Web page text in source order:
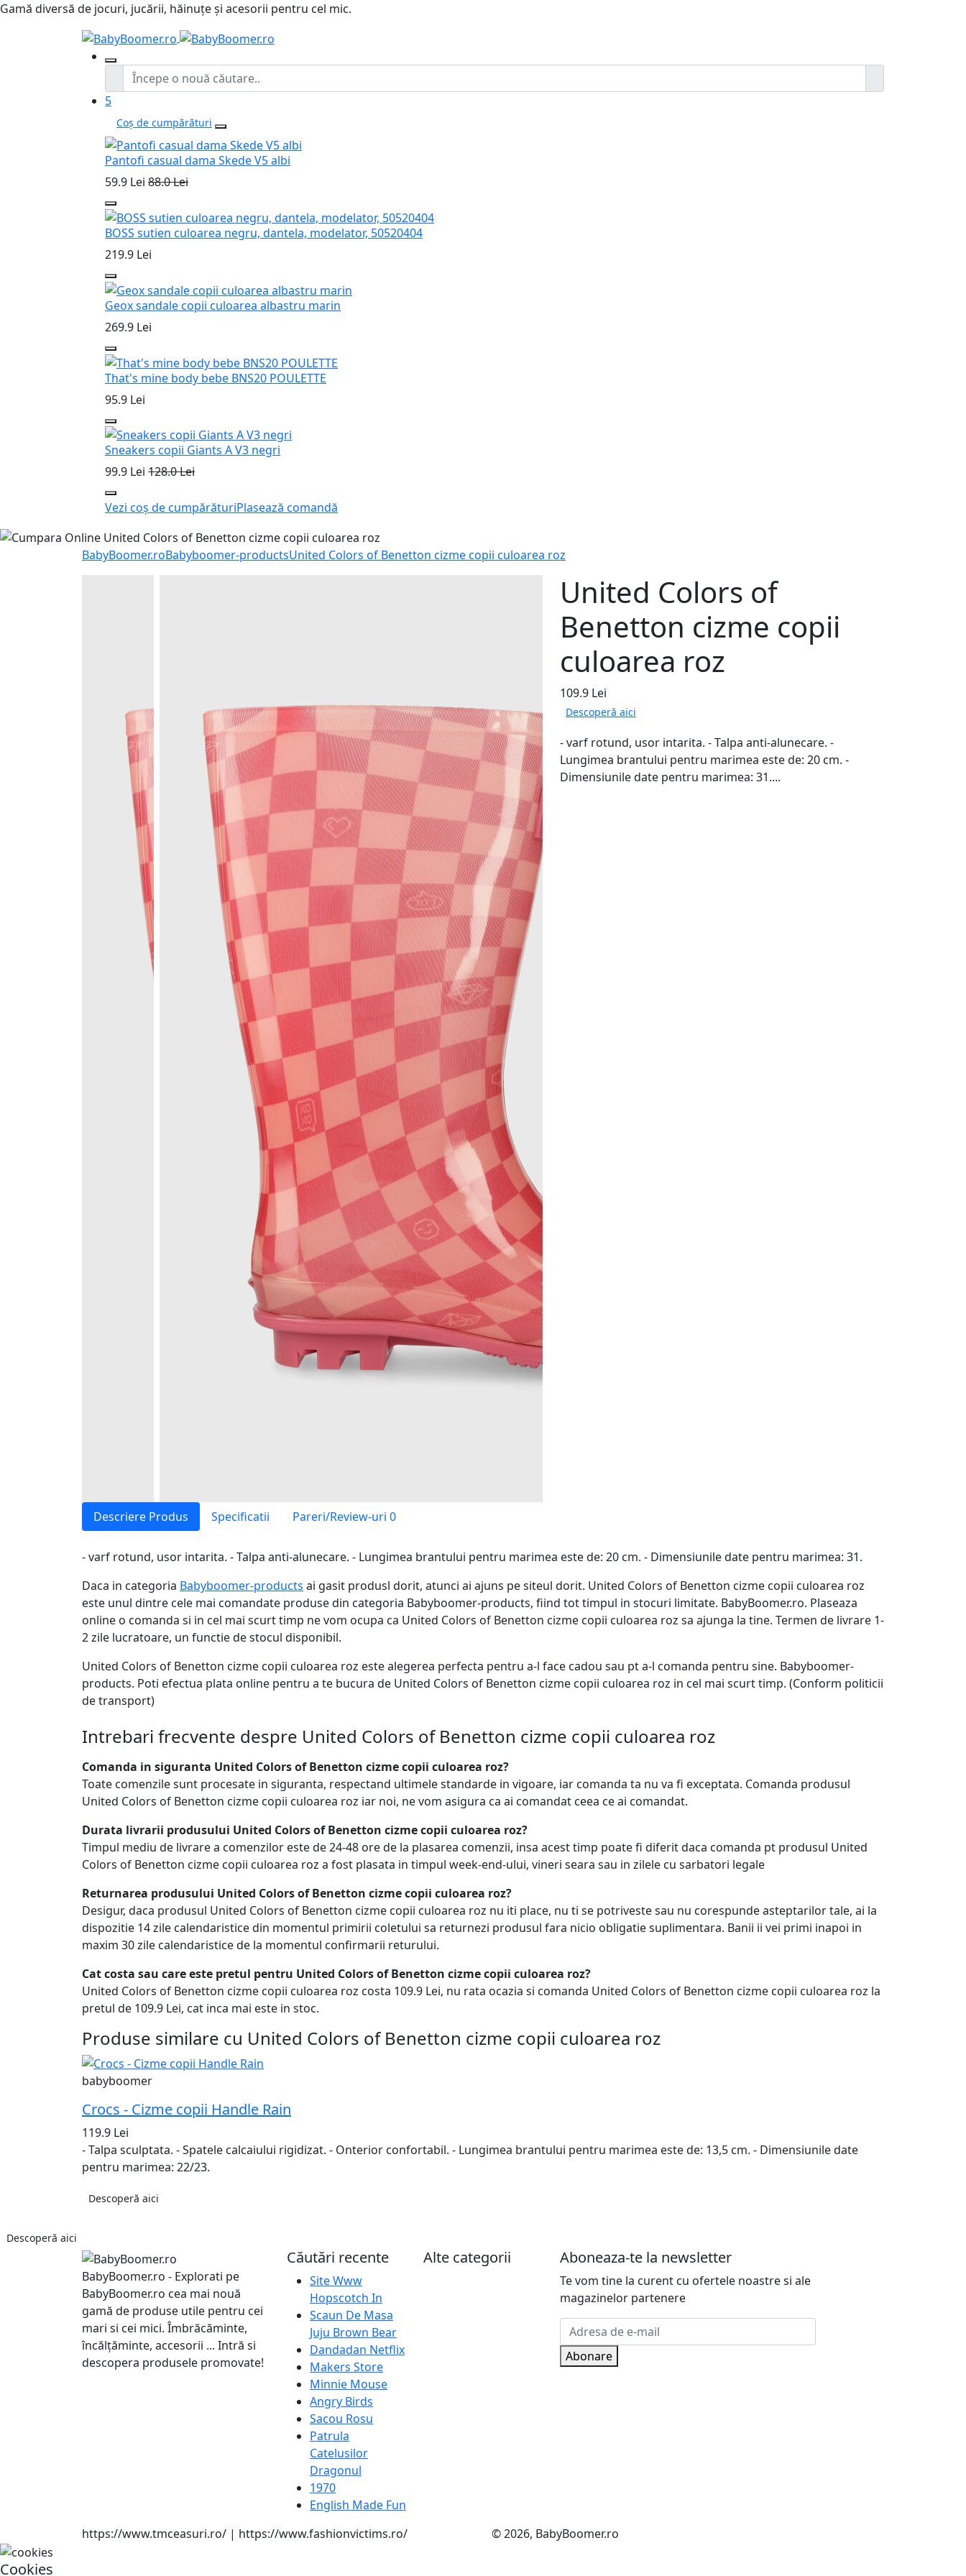
Gamă diversă de jocuri, jucării, hăinuțe și acesorii pentru cel mic.
5
Coș de cumpărături
Pantofi casual dama Skede V5 albi
59.9 Lei 88.0 Lei
BOSS sutien culoarea negru, dantela, modelator, 50520404
219.9 Lei
Geox sandale copii culoarea albastru marin
269.9 Lei
That's mine body bebe BNS20 POULETTE
95.9 Lei
Sneakers copii Giants A V3 negri
99.9 Lei 128.0 Lei
Vezi coș de cumpărăturiPlasează comandă
BabyBoomer.roBabyboomer-productsUnited Colors of Benetton cizme copii culoarea roz
United Colors of
Benetton cizme copii
culoarea roz
109.9 Lei
Descoperă aici
- varf rotund, usor intarita. - Talpa anti-alunecare. -
Lungimea brantului pentru marimea este de: 20 cm. -
Dimensiunile date pentru marimea: 31....
Descriere Produs Specificatii Pareri/Review-uri 0
- varf rotund, usor intarita. - Talpa anti-alunecare. - Lungimea brantului pentru marimea este de: 20 cm. - Dimensiunile date pentru marimea: 31.
Daca in categoria Babyboomer-products ai gasit produsl dorit, atunci ai ajuns pe siteul dorit. United Colors of Benetton cizme copii culoarea roz
este unul dintre cele mai comandate produse din categoria Babyboomer-products, fiind tot timpul in stocuri limitate. BabyBoomer.ro. Plaseaza
online o comanda si in cel mai scurt timp ne vom ocupa ca United Colors of Benetton cizme copii culoarea roz sa ajunga la tine. Termen de livrare 1-
2 zile lucratoare, un functie de stocul disponibil.
United Colors of Benetton cizme copii culoarea roz este alegerea perfecta pentru a-l face cadou sau pt a-l comanda pentru sine. Babyboomer-
products. Poti efectua plata online pentru a te bucura de United Colors of Benetton cizme copii culoarea roz in cel mai scurt timp. (Conform politicii
de transport)
Intrebari frecvente despre United Colors of Benetton cizme copii culoarea roz
Comanda in siguranta United Colors of Benetton cizme copii culoarea roz?
Toate comenzile sunt procesate in siguranta, respectand ultimele standarde in vigoare, iar comanda ta nu va fi exceptata. Comanda produsul
United Colors of Benetton cizme copii culoarea roz iar noi, ne vom asigura ca ai comandat ceea ce ai comandat.
Durata livrarii produsului United Colors of Benetton cizme copii culoarea roz?
Timpul mediu de livrare a comenzilor este de 24-48 ore de la plasarea comenzii, insa acest timp poate fi diferit daca comanda pt produsul United
Colors of Benetton cizme copii culoarea roz a fost plasata in timpul week-end-ului, vineri seara sau in zilele cu sarbatori legale
Returnarea produsului United Colors of Benetton cizme copii culoarea roz?
Desigur, daca produsul United Colors of Benetton cizme copii culoarea roz nu iti place, nu ti se potriveste sau nu corespunde asteptarilor tale, ai la
dispozitie 14 zile calendaristice din momentul primirii coletului sa returnezi produsul fara nicio obligatie suplimentara. Banii ii vei primi inapoi in
maxim 30 zile calendaristice de la momentul confirmarii returului.
Cat costa sau care este pretul pentru United Colors of Benetton cizme copii culoarea roz?
United Colors of Benetton cizme copii culoarea roz costa 109.9 Lei, nu rata ocazia si comanda United Colors of Benetton cizme copii culoarea roz la
pretul de 109.9 Lei, cat inca mai este in stoc.
Produse similare cu United Colors of Benetton cizme copii culoarea roz
babyboomer
Crocs - Cizme copii Handle Rain
119.9 Lei
- Talpa sculptata. - Spatele calcaiului rigidizat. - Onterior confortabil. - Lungimea brantului pentru marimea este de: 13,5 cm. - Dimensiunile date
pentru marimea: 22/23.
Descoperă aici
Descoperă aici
BabyBoomer.ro - Explorati pe
BabyBoomer.ro cea mai nouă
gamă de produse utile pentru cei
mari si cei mici. Îmbrăcăminte,
încălțăminte, accesorii ... Intră si
descopera produsele promovate!
Căutări recente
Site Www
Hopscotch In
Scaun De Masa
Juju Brown Bear
Dandadan Netflix
Makers Store
Minnie Mouse
Angry Birds
Sacou Rosu
Patrula
Catelusilor
Dragonul
1970
English Made Fun
Alte categorii Aboneaza-te la newsletter
Te vom tine la curent cu ofertele noastre si ale
magazinelor partenere
Abonare
https://www.tmceasuri.ro/ | https://www.fashionvictims.ro/ © 2026, BabyBoomer.ro
Cookies